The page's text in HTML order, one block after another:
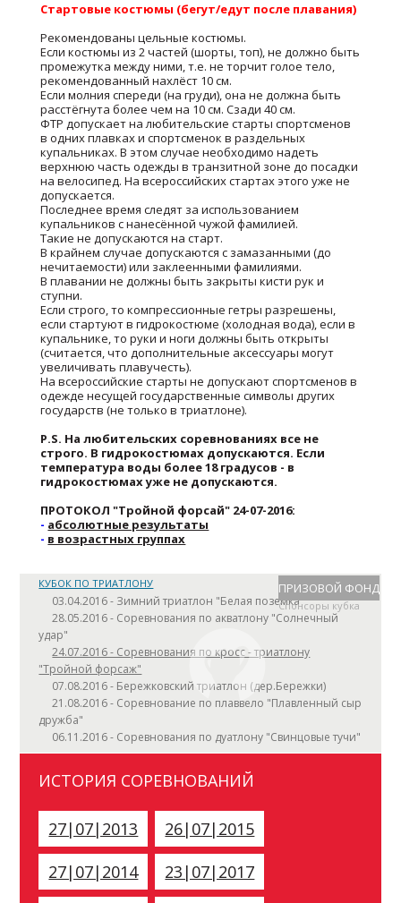
Стартовые костюмы (бегут/едут после плавания)
Рекомендованы цельные костюмы.
Если костюмы из 2 частей (шорты, топ), не должно быть
промежутка между ними, т.е. не торчит голое тело,
рекомендованный нахлёст 10 см.
Если молния спереди (на груди), она не должна быть
расстёгнута более чем на 10 см. Сзади 40 см.
ФТР допускает на любительские старты спортсменов
в одних плавках и спортсменок в раздельных
купальниках. В этом случае необходимо надеть
верхнюю часть одежды в транзитной зоне до посадки
на велосипед. На всероссийских стартах этого уже не
допускается.
Последнее время следят за использованием
купальников с нанесённой чужой фамилией.
Такие не допускаются на старт.
В крайнем случае допускаются с замазанными (до
нечитаемости) или заклеенными фамилиями.
В плавании не должны быть закрыты кисти рук и
ступни.
Если строго, то компрессионные гетры разрешены,
если стартуют в гидрокостюме (холодная вода), если в
купальнике, то руки и ноги должны быть открыты
(считается, что дополнительные аксессуары могут
увеличивать плавучесть).
На всероссийские старты не допускают спортсменов в
одежде несущей государственные символы других
государств (не только в триатлоне).
P.S. На любительских соревнованиях все не
строго. В гидрокостюмах допускаются. Если
температура воды более 18 градусов - в
гидрокостюмах уже не допускаются.
ПРОТОКОЛ "Тройной форсай" 24-07-2016:
- абсолютные результаты
- в возрастных группах
КУБОК ПО ТРИАТЛОНУ
03.04.2016 - Зимний триатлон "Белая поземка"
28.05.2016 - Соревнования по акватлону "Солнечный
удар"
24.07.2016 - Соревнования по кросс - триатлону
"Тройной форсаж"
07.08.2016 - Бережковский триатлон (дер.Бережки)
21.08.2016 - Соревнование по плаввело "Плавленный сыр
дружба"
06.11.2016 - Соревнования по дуатлону "Свинцовые тучи"
ПРИЗОВОЙ ФОНД
Спонсоры кубка
ИСТОРИЯ СОРЕВНОВАНИЙ
27|07|2013
26|07|2015
27|07|2014
23|07|2017